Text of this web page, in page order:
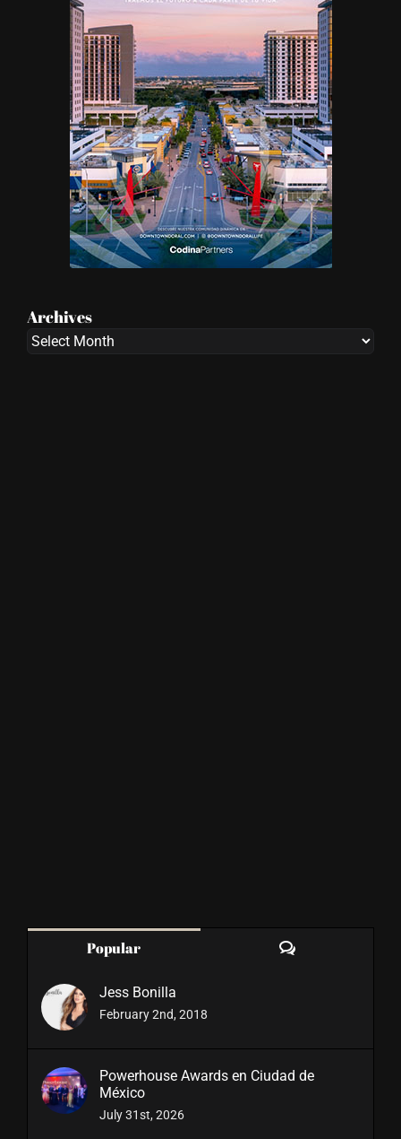
Archives
Archives
Popular Comments
Jess Bonilla
February 2nd, 2018
Powerhouse Awards en Ciudad de
México
July 31st, 2026